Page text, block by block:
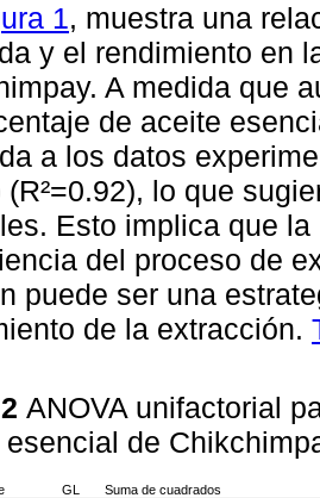
1, muestra una
y el rendimiento en
A medida que
de aceite
a los datos
(R²=0.92), lo que
Esto implica que
del proceso de
puede ser una
de la extracción.
ANOVA unifactorial
esencial de
GL
Suma de cuadrados